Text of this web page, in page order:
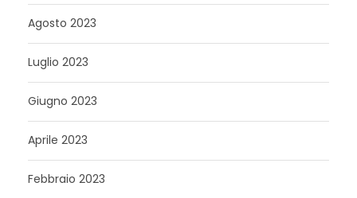
Agosto 2023
Luglio 2023
Giugno 2023
Aprile 2023
Febbraio 2023